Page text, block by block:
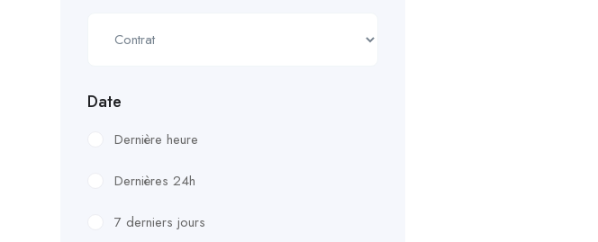
Date
Dernière heure
Dernières 24h
7 derniers jours